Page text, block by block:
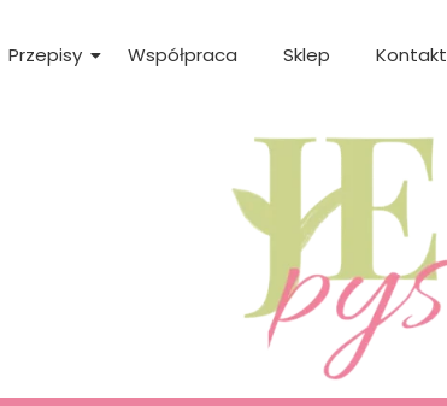
Przepisy Współpraca Sklep Kontakt